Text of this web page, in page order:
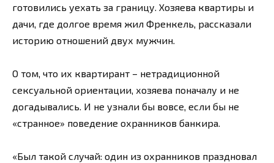
готовились уехать за границу. Хозяева квартиры и
дачи, где долгое время жил Френкель, рассказали
историю отношений двух мужчин.
О том, что их квартирант – нетрадиционной
сексуальной ориентации, хозяева поначалу и не
догадывались. И не узнали бы вовсе, если бы не
«странное» поведение охранников банкира.
«Был такой случай: один из охранников праздновал